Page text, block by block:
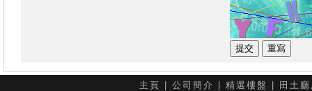
主頁 公司簡介 精選樓盤 田土